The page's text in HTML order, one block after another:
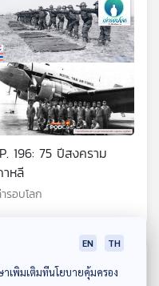
196: 75 ปีสงคราม
าหลี
ารอบโลก
EN TH
าเพิ่มเติมที่นโยบายคุ้มครอง